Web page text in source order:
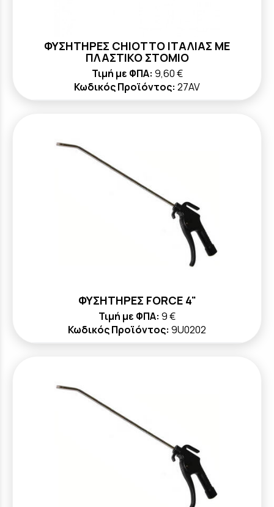
ΦΥΣΗΤΗΡΕΣ CHIOTTO ΙΤΑΛΙΑΣ ΜΕ
ΠΛΑΣΤΙΚΟ ΣΤΟΜΙΟ
Τιμή με ΦΠΑ: 9,60 €
Κωδικός Προϊόντος: 27AV
ΦΥΣΗΤΗΡΕΣ FORCE 4"
Τιμή με ΦΠΑ: 9 €
Κωδικός Προϊόντος: 9U0202